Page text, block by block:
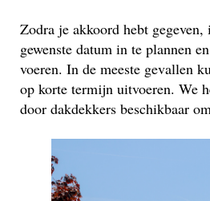
Zodra je akkoord hebt
gewenste datum in te plannen
voeren. In de meeste gevallen
op korte termijn uitvoeren. We
door dakdekkers beschikbaar